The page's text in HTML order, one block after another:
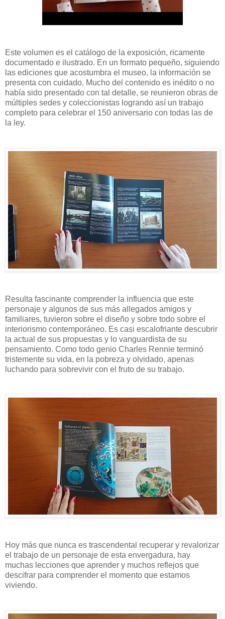
Este volumen es el catálogo de la exposición, ricamente
documentado e ilustrado. En un formato pequeño, siguiendo
las ediciones que acostumbra el museo, la información se
presenta con cuidado. Mucho del contenido es inédito o no
había sido presentado con tal detalle, se reunieron obras de
múltiples sedes y coleccionistas logrando así un trabajo
completo para celebrar el 150 aniversario con todas las de
la ley.
Resulta fascinante comprender la influencia que este
personaje y algunos de sus más allegados amigos y
familiares, tuvieron sobre el diseño y sobre todo sobre el
interiorismo contemporáneo. Es casi escalofriante descubrir
la actual de sus propuestas y lo vanguardista de su
pensamiento. Como todo genio Charles Rennie terminó
tristemente su vida, en la pobreza y olvidado, apenas
luchando para sobrevivir con el fruto de su trabajo.
Hoy más que nunca es trascendental recuperar y revalorizar
el trabajo de un personaje de esta envergadura, hay
muchas lecciones que aprender y muchos reflejos que
descifrar para comprender el momento que estamos
viviendo.